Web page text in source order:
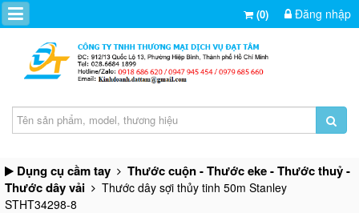
(0) Đăng nhập
Dụng cụ cầm tay
Thước cuộn - Thước eke - Thước thuỷ -
Thước dây vải
Thước dây sợi thủy tinh 50m Stanley
STHT34298-8